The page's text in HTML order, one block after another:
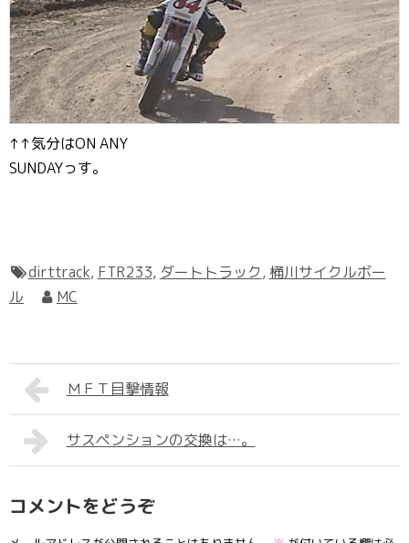
↑↑気分はON ANY
SUNDAYっす。
dirttrack, FTR233, ダートトラック, 桶川サイクルボー
ル
MC
ＭＦＴ目撃情報
サスペンションの交換は…。
コメントをどうぞ